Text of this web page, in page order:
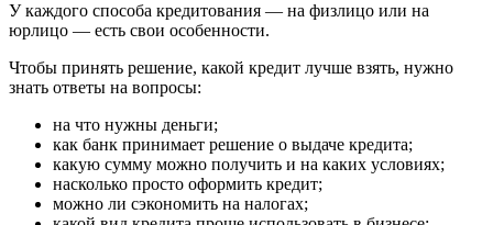
У каждого способа кредитования — на физлицо или на
юрлицо — есть свои особенности.
Чтобы принять решение, какой кредит лучше взять, нужно
знать ответы на вопросы:
на что нужны деньги;
как банк принимает решение о выдаче кредита;
какую сумму можно получить и на каких условиях;
насколько просто оформить кредит;
можно ли сэкономить на налогах;